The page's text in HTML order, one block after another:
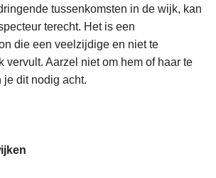
tussenkomsten in de wijk, kan
terecht. Het is een
die een veelzijdige en niet te
vervult. Aarzel niet om hem of haar te
dit nodig acht.